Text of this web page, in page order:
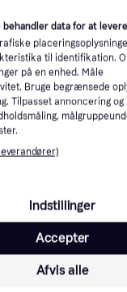
5 dage
(ComputerSalg) Philips Hue White and Color Ambiance - Pedestallys - LED-lyspære - 8 W (tilsvarende 49 W) - klasse A - 2000-6500 K - sort
Eller 3
4.3(42)
,1-2 dage
3-5 dage
data for at levere
til identifikation.
på en enhed. Måle
Bruge begrænsede
Tilpasset annoncering og
Indstillinger
Afvis alle
Accepter